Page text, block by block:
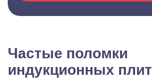
Частые поломки
индукционных плит